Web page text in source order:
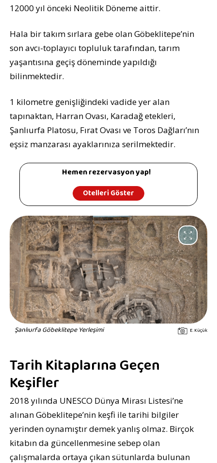
12000 yıl önceki Neolitik Döneme aittir.
Hala bir takım sırlara gebe olan Göbeklitepe’nin
son avcı-toplayıcı topluluk tarafından, tarım
yaşantısına geçiş döneminde yapıldığı
bilinmektedir.
1 kilometre genişliğindeki vadide yer alan
tapınaktan, Harran Ovası, Karadağ etekleri,
Şanlıurfa Platosu, Fırat Ovası ve Toros Dağları’nın
eşsiz manzarası ayaklarınıza serilmektedir.
Hemen rezervasyon yap!
Otelleri Göster
Şanlıurfa Göbeklitepe Yerleşimi E. Küçük
Tarih Kitaplarına Geçen
Keşifler
2018 yılında UNESCO Dünya Mirası Listesi’ne
alınan Göbeklitepe’nin keşfi ile tarihi bilgiler
yerinden oynamıştır demek yanlış olmaz. Birçok
kitabın da güncellenmesine sebep olan
çalışmalarda ortaya çıkan sütunlarda bulunan